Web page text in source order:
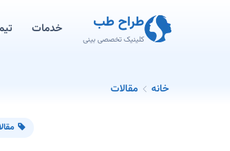
طراح طب
کلینیک تخصصی بینی
خدمات
خانه مقالات